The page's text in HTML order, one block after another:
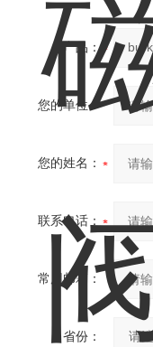
产品：
您的单位：
您的姓名：
联系电话：
常用邮箱：
省份：